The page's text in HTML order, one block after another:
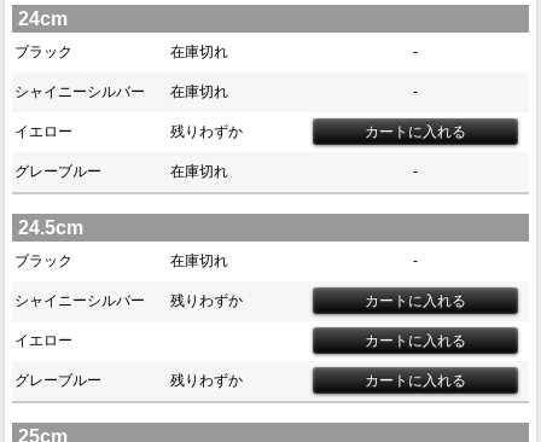
24cm
ブラック 在庫切れ -
シャイニーシルバー 在庫切れ -
イエロー 残りわずか
グレーブルー 在庫切れ -
24.5cm
ブラック 在庫切れ -
シャイニーシルバー 残りわずか
イエロー
グレーブルー 残りわずか
25cm